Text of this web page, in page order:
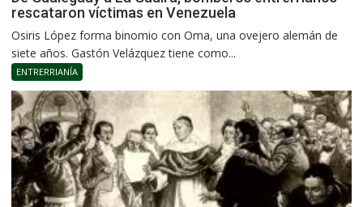
rescataron víctimas en Venezuela
Osiris López forma binomio con Oma, una ovejero alemán de
siete años. Gastón Velázquez tiene como...
ENTRERRIANÍA